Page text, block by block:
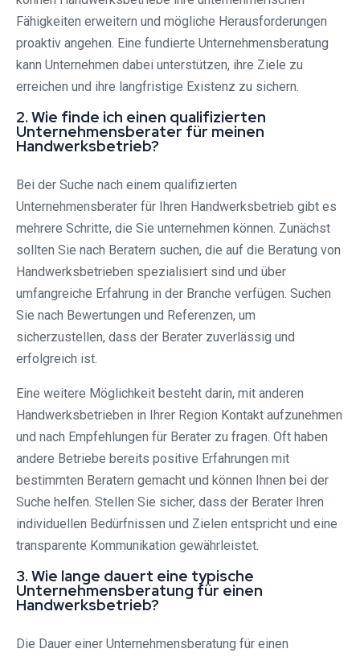
Fähigkeiten erweitern und mögliche Herausforderungen
proaktiv angehen. Eine fundierte Unternehmensberatung
kann Unternehmen dabei unterstützen, ihre Ziele zu
erreichen und ihre langfristige Existenz zu sichern.
2. Wie finde ich einen qualifizierten
Unternehmensberater für meinen
Handwerksbetrieb?
Bei der Suche nach einem qualifizierten
Unternehmensberater für Ihren Handwerksbetrieb gibt es
mehrere Schritte, die Sie unternehmen können. Zunächst
sollten Sie nach Beratern suchen, die auf die Beratung von
Handwerksbetrieben spezialisiert sind und über
umfangreiche Erfahrung in der Branche verfügen. Suchen
Sie nach Bewertungen und Referenzen, um
sicherzustellen, dass der Berater zuverlässig und
erfolgreich ist.
Eine weitere Möglichkeit besteht darin, mit anderen
Handwerksbetrieben in Ihrer Region Kontakt aufzunehmen
und nach Empfehlungen für Berater zu fragen. Oft haben
andere Betriebe bereits positive Erfahrungen mit
bestimmten Beratern gemacht und können Ihnen bei der
Suche helfen. Stellen Sie sicher, dass der Berater Ihren
individuellen Bedürfnissen und Zielen entspricht und eine
transparente Kommunikation gewährleistet.
3. Wie lange dauert eine typische
Unternehmensberatung für einen
Handwerksbetrieb?
Die Dauer einer Unternehmensberatung für einen